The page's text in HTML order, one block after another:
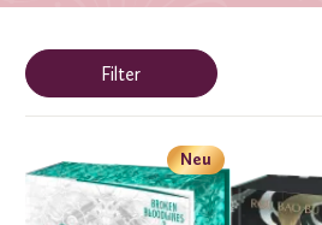
Filter
Neu